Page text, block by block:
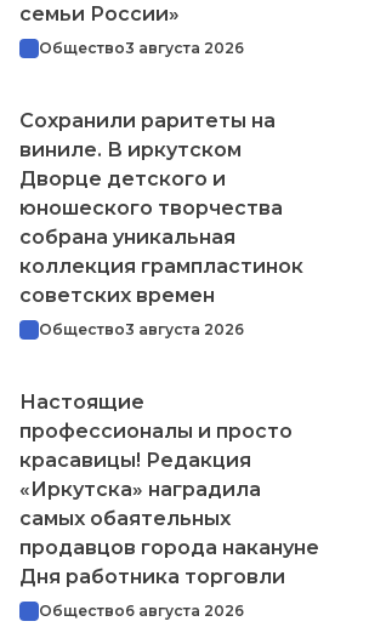
семьи России»
Общество3 августа 2026
Сохранили раритеты на
виниле. В иркутском
Дворце детского и
юношеского творчества
собрана уникальная
коллекция грампластинок
советских времен
Общество3 августа 2026
Настоящие
профессионалы и просто
красавицы! Редакция
«Иркутска» наградила
самых обаятельных
продавцов города накануне
Дня работника торговли
Общество6 августа 2026